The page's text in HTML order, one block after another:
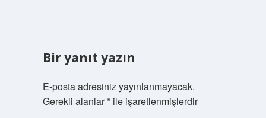
Bir yanıt yazın
E-posta adresiniz yayınlanmayacak.
Gerekli alanlar*ile işaretlenmişlerdir